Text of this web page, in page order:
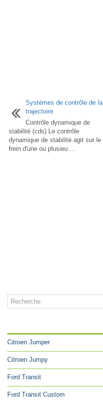
Systèmes de contrôle de la
trajectoire
Contrôle dynamique de
stabilité (cds) Le contrôle
dynamique de stabilité agit sur le
frein d'une ou plusieu ...
Citroen Jumper
Citroen Jumpy
Ford Transit
Ford Transit Custom